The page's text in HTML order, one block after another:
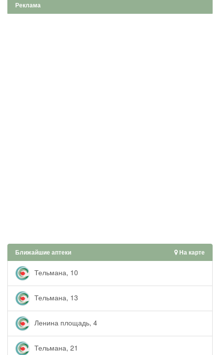
Реклама
Ближайшие аптеки На карте
Тельмана, 10
Тельмана, 13
Ленина площадь, 4
Тельмана, 21